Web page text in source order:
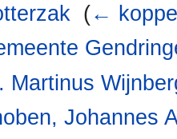
(←
Martinus
Johannes